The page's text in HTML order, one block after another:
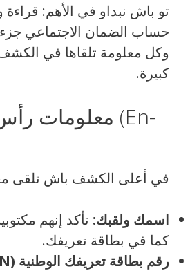
تو باش نبداو في الأهم:
حساب الضمان الاجتماعي جزء
وكل معلومة تلقاها في
كبيرة.
في أعلى الكشف باش تلقى
اسمك ولقبك: تأكد إنهم
كما في بطاقة تعريفك.
رقم بطاقة تعريفك الوطنية (CIN):